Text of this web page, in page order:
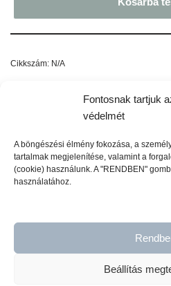
Fontosnak tartjuk
védelmét
A böngészési élmény fokozása, a
tartalmak megjelenítése, valamint a
(cookie) használunk. A "RENDBEN"
használatához.
Beállítás
Cikkszám: N/A
Felületzárás - Wax, lakk ,
bútorfesték,Székesfehérvár,Wax ,
természetes összetevőket